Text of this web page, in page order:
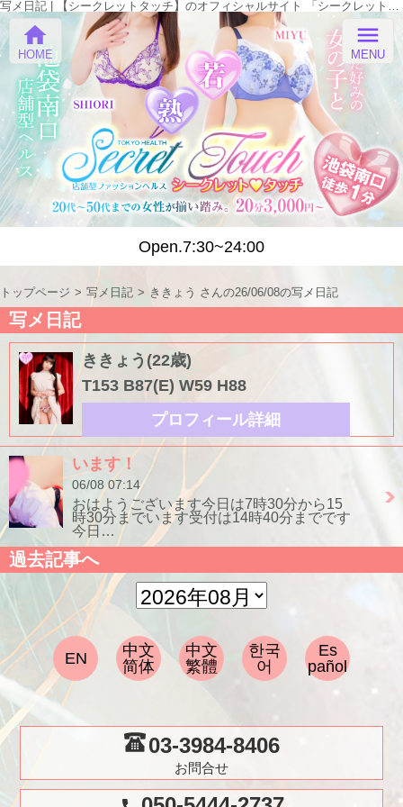
写メ日記 | 【シークレットタッチ】のオフィシャルサイト 「シークレットタッチ」
Open.7:30~24:00
home
HOME
menu
MENU
トップページ 写メ日記 ききょう さんの26/06/08の写メ日記
写メ日記
ききょう(22歳)
T153 B87(E) W59 H88
プロフィール詳細
います！
06/08 07:14
おはようございます今日は7時30分から15
時30分までいます受付は14時40分までです
今日…
過去記事へ
EN
中文
简体
中文
繁體
한국
어
Es
pañol
03-3984-8406
お問合せ